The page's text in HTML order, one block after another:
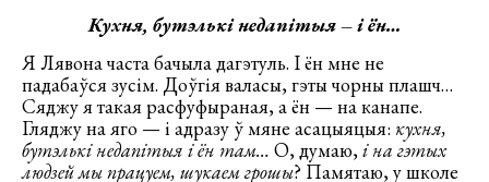
Кухня, бутэлькі недапітыя – і ён…
Я Лявона часта бачыла дагэтуль. І ён мне не
падабаўся зусім. Доўгія валасы, гэты чорны плашч…
Сяджу я такая расфуфыраная, а ён — на канапе.
Гляджу на яго — і адразу ў мяне асацыяцыя: кухня,
бутэлькі недапітыя і ён там… О, думаю, і на гэтых
людзей мы працуем, шукаем грошы? Памятаю, у школе